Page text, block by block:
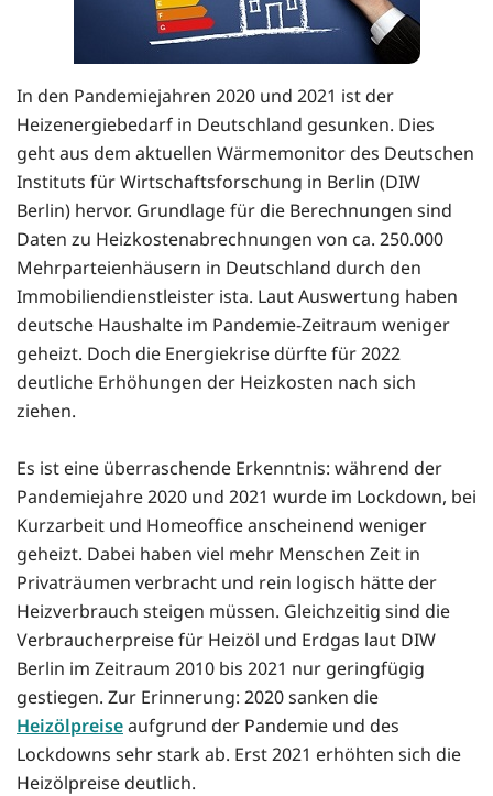
In den Pandemiejahren 2020 und 2021 ist der
Heizenergiebedarf in Deutschland gesunken. Dies
geht aus dem aktuellen Wärmemonitor des Deutschen
Instituts für Wirtschaftsforschung in Berlin (DIW
Berlin) hervor. Grundlage für die Berechnungen sind
Daten zu Heizkostenabrechnungen von ca. 250.000
Mehrparteienhäusern in Deutschland durch den
Immobiliendienstleister ista. Laut Auswertung haben
deutsche Haushalte im Pandemie-Zeitraum weniger
geheizt. Doch die Energiekrise dürfte für 2022
deutliche Erhöhungen der Heizkosten nach sich
ziehen.
Es ist eine überraschende Erkenntnis: während der
Pandemiejahre 2020 und 2021 wurde im Lockdown, bei
Kurzarbeit und Homeoffice anscheinend weniger
geheizt. Dabei haben viel mehr Menschen Zeit in
Privaträumen verbracht und rein logisch hätte der
Heizverbrauch steigen müssen. Gleichzeitig sind die
Verbraucherpreise für Heizöl und Erdgas laut DIW
Berlin im Zeitraum 2010 bis 2021 nur geringfügig
gestiegen. Zur Erinnerung: 2020 sanken die
Heizölpreiseaufgrund der Pandemie und des
Lockdowns sehr stark ab. Erst 2021 erhöhten sich die
Heizölpreise deutlich.